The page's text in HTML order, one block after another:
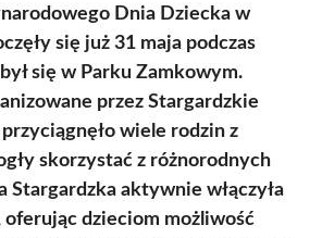
Dnia Dziecka w
się już 31 maja podczas
się w Parku Zamkowym.
przez Stargardzkie
wiele rodzin z
skorzystać z różnorodnych
Stargardzka aktywnie włączyła
oferując dzieciom możliwość